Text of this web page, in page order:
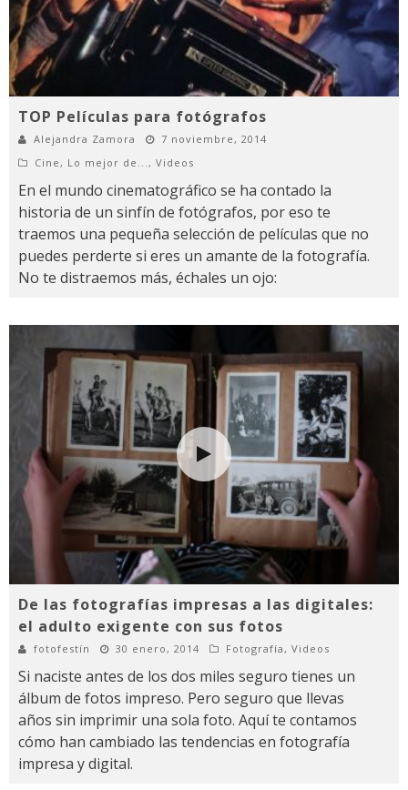
TOP Películas para fotógrafos
Alejandra Zamora
7 noviembre, 2014
Cine , Lo mejor de... , Videos
En el mundo cinematográfico se ha contado la
historia de un sinfín de fotógrafos, por eso te
traemos una pequeña selección de películas que no
puedes perderte si eres un amante de la fotografía.
No te distraemos más, échales un ojo:
De las fotografías impresas a las digitales:
el adulto exigente con sus fotos
fotofestín 30 enero, 2014 Fotografía , Videos
Si naciste antes de los dos miles seguro tienes un
álbum de fotos impreso. Pero seguro que llevas
años sin imprimir una sola foto. Aquí te contamos
cómo han cambiado las tendencias en fotografía
impresa y digital.